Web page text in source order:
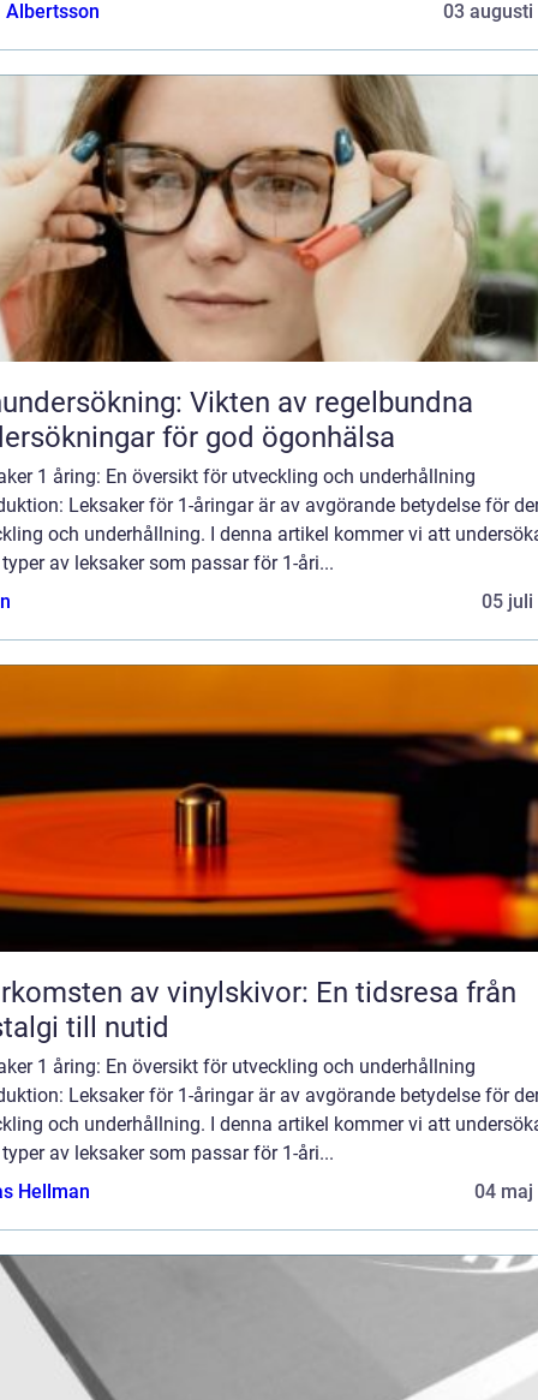
Albertsson
03 augusti
Vikten av regelbundna
för god ögonhälsa
1 åring: En översikt för utveckling och underhållning
Leksaker för 1-åringar är av avgörande betydelse för
och underhållning. I denna artikel kommer vi att
av leksaker som passar för 1-åri...
05 juli
av vinylskivor: En tidsresa från
till nutid
1 åring: En översikt för utveckling och underhållning
Leksaker för 1-åringar är av avgörande betydelse för
och underhållning. I denna artikel kommer vi att
av leksaker som passar för 1-åri...
Hellman
04 maj